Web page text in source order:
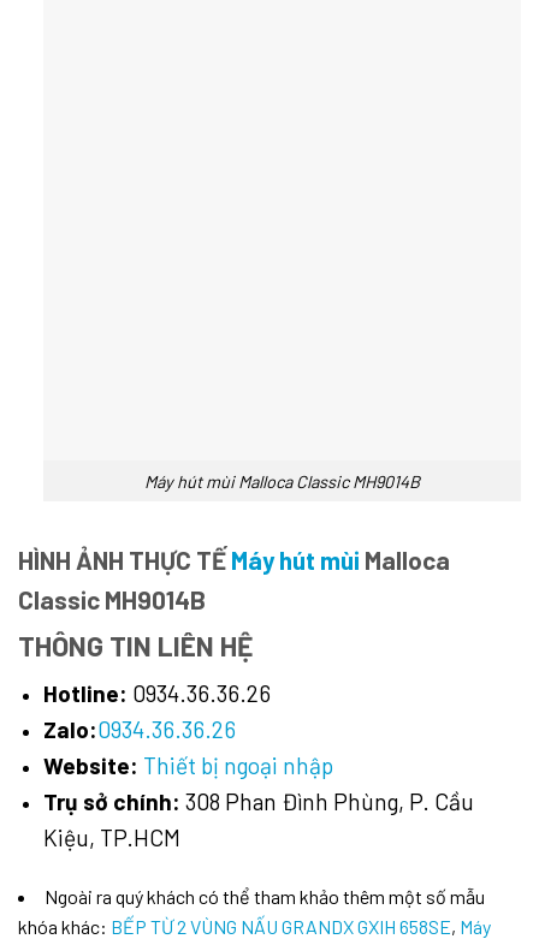
Máy hút mùi Malloca Classic MH9014B
HÌNH ẢNH THỰC TẾ Máy hút mùi Malloca
Classic MH9014B
THÔNG TIN LIÊN HỆ
Hotline: 0934.36.36.26
Zalo:0934.36.36.26
Website: Thiết bị ngoại nhập
Trụ sở chính: 308 Phan Đình Phùng, P. Cầu
Kiệu, TP.HCM
Ngoài ra quý khách có thể tham khảo thêm một số mẫu
khóa khác: BẾP TỪ 2 VÙNG NẤU GRANDX GXIH 658SE, Máy